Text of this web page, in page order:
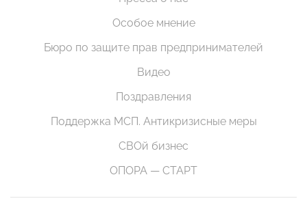
Особое мнение
Бюро по защите прав предпринимателей
Видео
Поздравления
Поддержка МСП. Антикризисные меры
СВОй бизнес
ОПОРА — СТАРТ